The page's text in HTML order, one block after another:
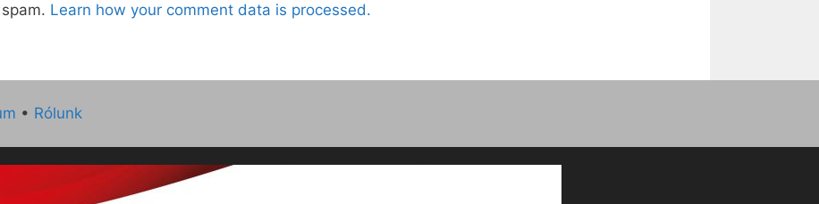
Learn how your comment data is processed.
• Rólunk